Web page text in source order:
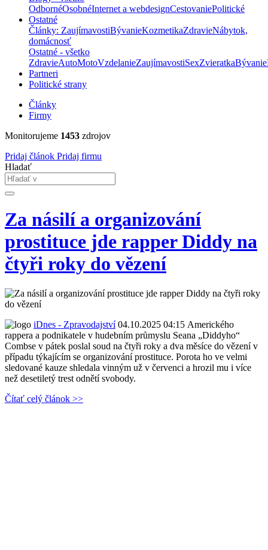
OdbornéOsobnéInternet a webdesignCestovaniePolitické
Ostatné
Články: ZaujímavostiBývanieKozmetikaZdravieNábytok,
domácnosť
Ostatné - všetko
ZdravieAutoMotoVzdelanieZaujímavostiSexZvieratkaBývanie
Partneri
Politické strany
Články
Firmy
Monitorujeme 1453 zdrojov
Pridaj článok Pridaj firmu
Hladať
Za násilí a organizování
prostituce jde rapper Diddy na
čtyři roky do vězení
iDnes - Zpravodajství 04.10.2025 04:15 Amerického
rappera a podnikatele v hudebním průmyslu Seana „Diddyho“
Combse v pátek poslal soud na čtyři roky a dva měsíce do vězení v
případu týkajícím se organizování prostituce. Porota ho ve velmi
sledované kauze shledala vinným už v červenci a hrozil mu i více
než desetiletý trest odnětí svobody.
Čítať celý článok >>